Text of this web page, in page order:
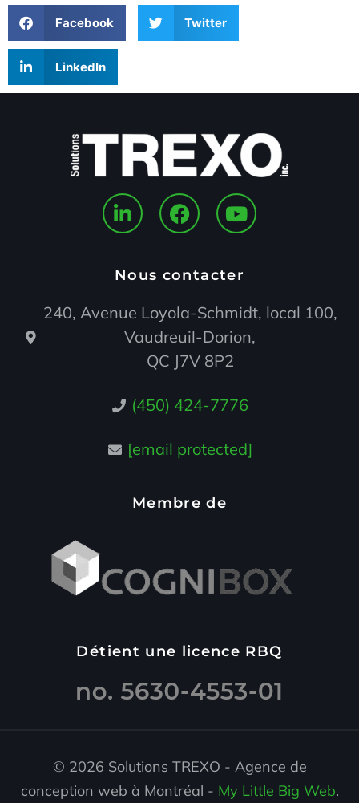
Facebook Twitter
LinkedIn
Nous contacter
240, Avenue Loyola-Schmidt, local 100,
Vaudreuil-Dorion,
QC J7V 8P2
(450) 424-7776
[email protected]
Membre de
Détient une licence RBQ
© 2026 Solutions TREXO - Agence de
conception web à Montréal - My Little Big Web.